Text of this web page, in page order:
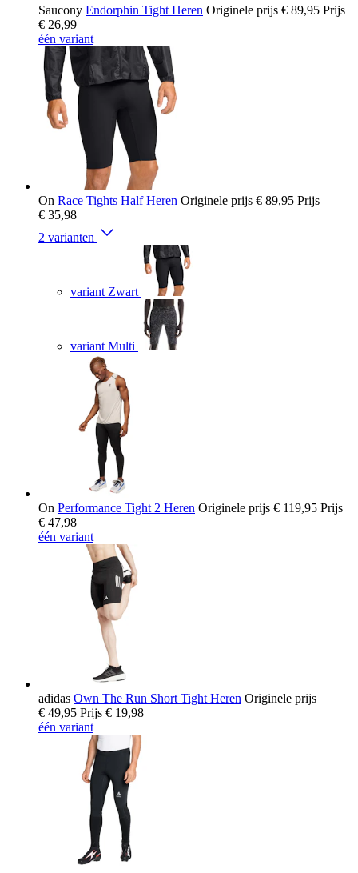
Saucony Endorphin Tight Heren Originele prijs € 89,95 Prijs
€ 26,99
één variant
On Race Tights Half Heren Originele prijs € 89,95 Prijs
€ 35,98
2 varianten
variant Zwart
variant Multi
On Performance Tight 2 Heren Originele prijs € 119,95 Prijs
€ 47,98
één variant
adidas Own The Run Short Tight Heren Originele prijs
€ 49,95 Prijs € 19,98
één variant